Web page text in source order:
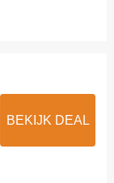
BEKIJK DEAL